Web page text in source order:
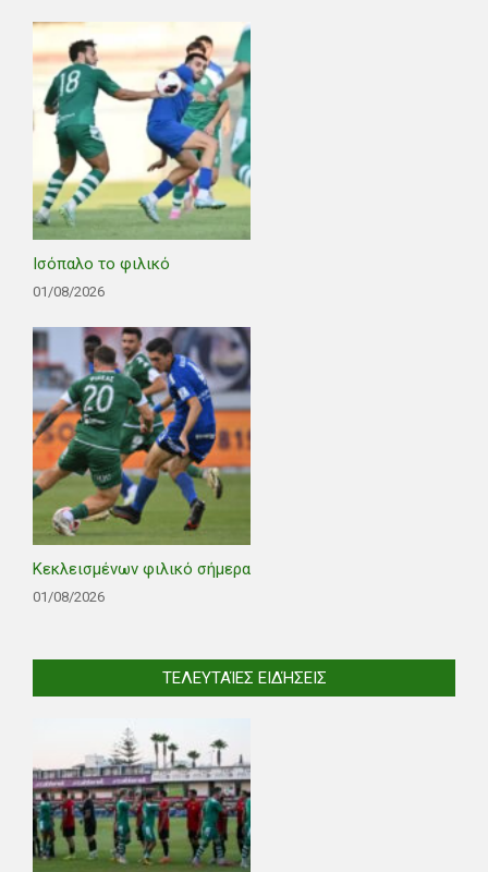
Ισόπαλο το φιλικό
01/08/2026
Κεκλεισμένων φιλικό σήμερα
01/08/2026
ΤΕΛΕΥΤΑΊΕΣ ΕΙΔΉΣΕΙΣ